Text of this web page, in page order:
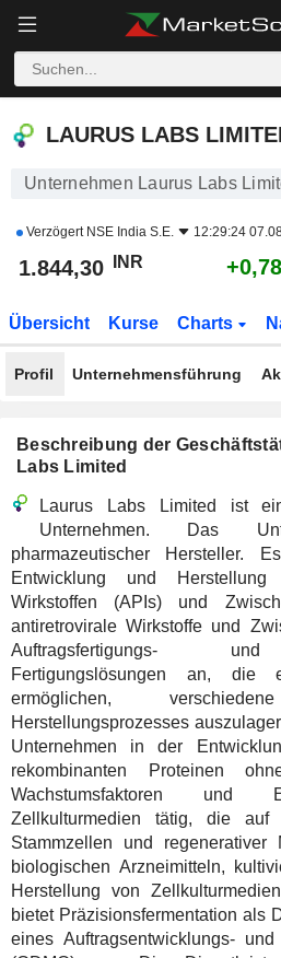
LAURUS LABS LIMITED
LAURUS LABS
Unternehmen Laurus Labs
Verzögert NSE India S.E. 12:29:24
1.844,30 INR
Übersicht Kurse Charts
Profil Unternehmensführung
Beschreibung der
Labs Limited
Laurus Labs Limited ist
Unternehmen. Das
pharmazeutischer Hersteller.
Entwicklung und Herstellung
Wirkstoffen (APIs) und
antiretrovirale Wirkstoffe und
Auftragsfertigungs- und
Fertigungslösungen an, die
ermöglichen,
Herstellungsprozesses
Unternehmen in der
rekombinanten Proteinen
Wachstumsfaktoren und
Zellkulturmedien tätig, die auf
Stammzellen und regenerativer
biologischen Arzneimitteln,
Herstellung von
bietet Präzisionsfermentation als
eines Auftragsentwicklungs- und